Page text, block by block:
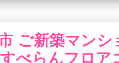
ご新築マンシ
べらんフロア